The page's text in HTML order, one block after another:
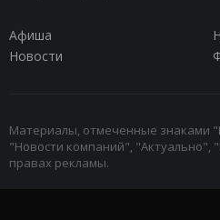
Афиша
Новости
Материалы, отмеченные знаками
"Новости компаний", "Актуально",
правах рекламы.